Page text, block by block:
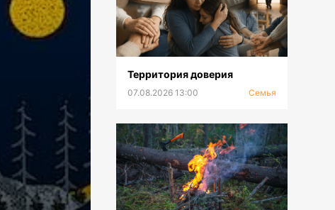
Территория доверия
07.08.2026 13:00 Семья